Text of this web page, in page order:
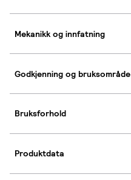
Mekanikk og innfatning
Godkjenning og bruksområde
Bruksforhold
Produktdata